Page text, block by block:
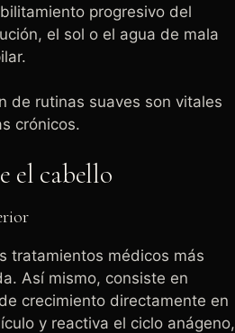
progresivo del
el sol o el agua de mala
de rutinas suaves son vitales
crónicos.
el cabello
tratamientos médicos más
Así mismo, consiste en
crecimiento directamente en
y reactiva el ciclo anágeno,